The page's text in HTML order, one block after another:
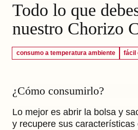
Todo lo que
nuestro Chorizo
consumo a temperatura ambiente fácil
¿Cómo consumirlo?
Lo mejor es abrir la bolsa y
y recupere sus